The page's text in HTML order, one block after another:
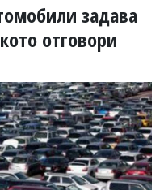
задава
отговори